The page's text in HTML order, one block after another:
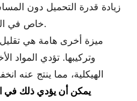
زيادة قدرة التحميل دون
خاص في التطبيقات مثل الجسور والمباني.
ميزة أخرى هامة هي تقليل
وتركيبها. تؤدي المواد
الهيكلية، مما ينتج عنه
يمكن أن يؤدي ذلك في